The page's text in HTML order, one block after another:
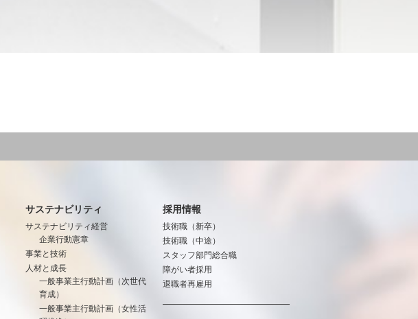
サステナビリティ
サステナビリティ経営
企業行動憲章
事業と技術
人材と成長
一般事業主行動計画（次世代
育成）
一般事業主行動計画（女性活
採用情報
技術職（新卒）
技術職（中途）
スタッフ部門総合職
障がい者採用
退職者再雇用